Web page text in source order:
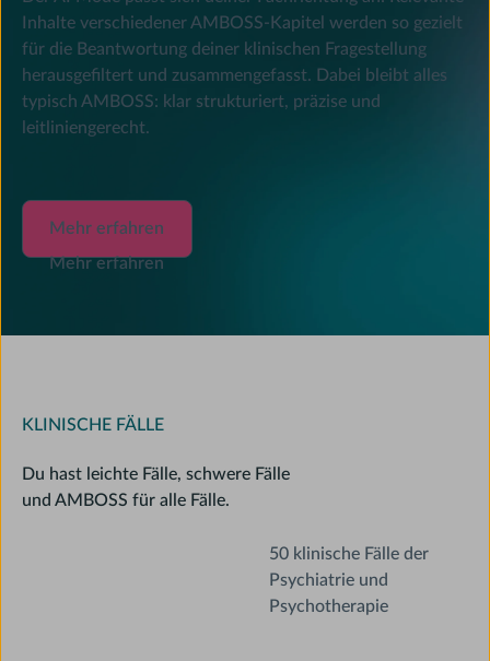
Inhalte verschiedener AMBOSS-Kapitel werden so gezielt
für die Beantwortung deiner klinischen Fragestellung
herausgefiltert und zusammengefasst. Dabei bleibt alles
typisch AMBOSS: klar strukturiert, präzise und
leitliniengerecht.
Mehr erfahren
Mehr erfahren
KLINISCHE FÄLLE
Du hast leichte Fälle, schwere Fälle
und AMBOSS für alle Fälle.
50 klinische Fälle der
Psychiatrie und
Psychotherapie